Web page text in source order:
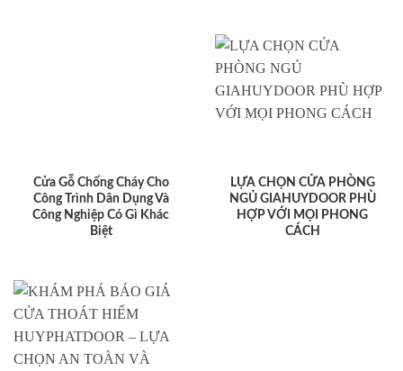
Cửa Gỗ Chống Cháy Cho
Công Trình Dân Dụng Và
Công Nghiệp Có Gì Khác
Biệt
LỰA CHỌN CỬA PHÒNG
NGỦ GIAHUYDOOR PHÙ
HỢP VỚI MỌI PHONG
CÁCH